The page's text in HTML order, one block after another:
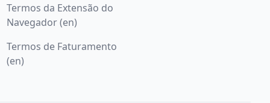
Termos da Extensão do
Navegador (en)
Termos de Faturamento
(en)